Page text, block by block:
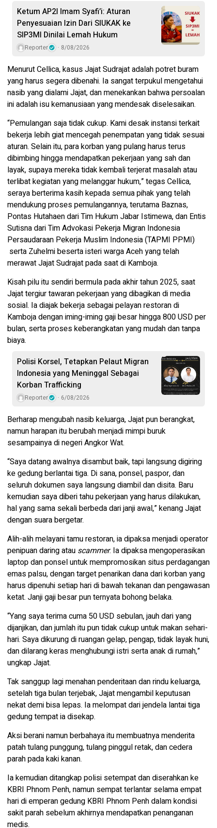
Ketum AP2I Imam Syafi’i: Aturan
Penyesuaian Izin Dari SIUKAK ke
SIP3MI Dinilai Lemah Hukum
Reporter 8/08/2026
Menurut Cellica, kasus Jajat Sudrajat adalah potret buram
yang harus segera dibenahi. Ia sangat terpukul mengetahui
nasib yang dialami Jajat, dan menekankan bahwa persoalan
ini adalah isu kemanusiaan yang mendesak diselesaikan.
“Pemulangan saja tidak cukup. Kami desak instansi terkait
bekerja lebih giat mencegah penempatan yang tidak sesuai
aturan. Selain itu, para korban yang pulang harus terus
dibimbing hingga mendapatkan pekerjaan yang sah dan
layak, supaya mereka tidak kembali terjerat masalah atau
terlibat kegiatan yang melanggar hukum,” tegas Cellica,
seraya berterima kasih kepada semua pihak yang telah
mendukung proses pemulangannya, terutama Baznas,
Pontas Hutahaen dari Tim Hukum Jabar Istimewa, dan Entis
Sutisna dari Tim Advokasi Pekerja Migran Indonesia
Persaudaraan Pekerja Muslim Indonesia (TAPMI PPMI)
serta Zuhelmi beserta isteri warga Aceh yang telah
merawat Jajat Sudrajat pada saat di Kamboja.
Kisah pilu itu sendiri bermula pada akhir tahun 2025, saat
Jajat tergiur tawaran pekerjaan yang dibagikan di media
sosial. Ia diajak bekerja sebagai pelayan restoran di
Kamboja dengan iming-iming gaji besar hingga 800 USD per
bulan, serta proses keberangkatan yang mudah dan tanpa
biaya.
Polisi Korsel, Tetapkan Pelaut Migran
Indonesia yang Meninggal Sebagai
Korban Trafficking
Reporter 6/08/2026
Berharap mengubah nasib keluarga, Jajat pun berangkat,
namun harapan itu berubah menjadi mimpi buruk
sesampainya di negeri Angkor Wat.
“Saya datang awalnya disambut baik, tapi langsung digiring
ke gedung berlantai tiga. Di sana, ponsel, paspor, dan
seluruh dokumen saya langsung diambil dan disita. Baru
kemudian saya diberi tahu pekerjaan yang harus dilakukan,
hal yang sama sekali berbeda dari janji awal,” kenang Jajat
dengan suara bergetar.
Alih-alih melayani tamu restoran, ia dipaksa menjadi operator
penipuan daring atau scammer. Ia dipaksa mengoperasikan
laptop dan ponsel untuk mempromosikan situs perdagangan
emas palsu, dengan target penarikan dana dari korban yang
harus dipenuhi setiap hari di bawah tekanan dan pengawasan
ketat. Janji gaji besar pun ternyata bohong belaka.
“Yang saya terima cuma 50 USD sebulan, jauh dari yang
dijanjikan, dan jumlah itu pun tidak cukup untuk makan sehari-
hari. Saya dikurung di ruangan gelap, pengap, tidak layak huni,
dan dilarang keras menghubungi istri serta anak di rumah,”
ungkap Jajat.
Tak sanggup lagi menahan penderitaan dan rindu keluarga,
setelah tiga bulan terjebak, Jajat mengambil keputusan
nekat demi bisa lepas. Ia melompat dari jendela lantai tiga
gedung tempat ia disekap.
Aksi berani namun berbahaya itu membuatnya menderita
patah tulang punggung, tulang pinggul retak, dan cedera
parah pada kaki kanan.
Ia kemudian ditangkap polisi setempat dan diserahkan ke
KBRI Phnom Penh, namun sempat terlantar selama empat
hari di emperan gedung KBRI Phnom Penh dalam kondisi
sakit parah sebelum akhirnya mendapatkan penanganan
medis.